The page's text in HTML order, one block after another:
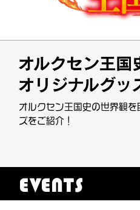
オルクセン王国史の世界観
ズをご紹介！
EVENTS